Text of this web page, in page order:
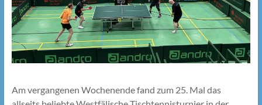
Am vergangenen Wochenende fand zum 25. Mal das